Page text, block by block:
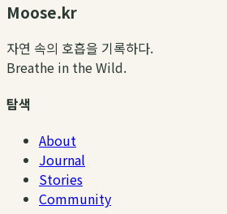
Moose.kr
자연 속의 호흡을 기록하다.
Breathe in the Wild.
탐색
About
Journal
Stories
Community